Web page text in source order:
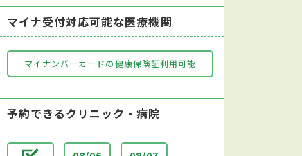
マイナ受付対応可能な医療機関
マイナンバーカードの健康保険証利用可能
予約できるクリニック・病院